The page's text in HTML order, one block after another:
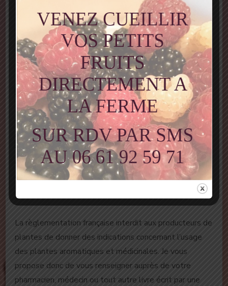
Informations complémentaires
Description
Produit élaboré dans le respect ducahier des charges
SIMPLES
Produit issu de l’agriculture biologique.Certifié par
FR-BIO-01
La règlementation française interdit aux producteurs de
plantes de donner des indications concernant l’usage
des plantes aromatiques et médicinales. Je vous
propose donc de vous renseigner auprès de votre
pharmacien, médecin ou tout autre livre écrit par une